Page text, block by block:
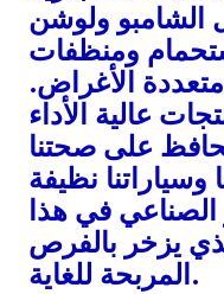
الشامبو ولوشن
ومنظفات
الأغراض.
عالية الأداء
على صحتنا
وسياراتنا نظيفة
الصناعي في هذا
يزخر بالفرص
المربحة للغاية.